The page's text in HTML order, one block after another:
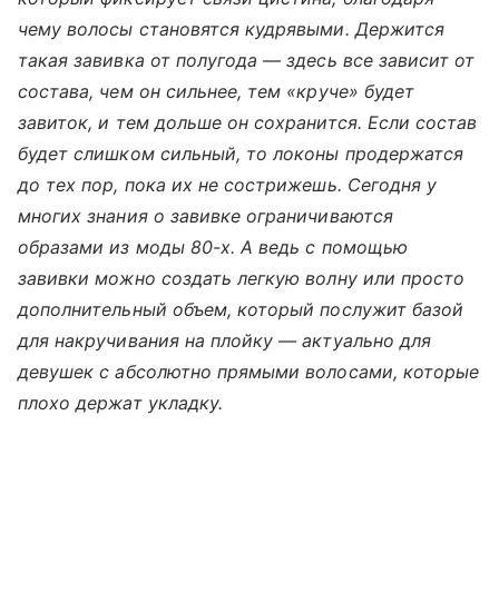
чему волосы становятся кудрявыми. Держится
такая завивка от полугода — здесь все зависит от
состава, чем он сильнее, тем «круче» будет
завиток, и тем дольше он сохранится. Если состав
будет слишком сильный, то локоны продержатся
до тех пор, пока их не сострижешь. Сегодня у
многих знания о завивке ограничиваются
образами из моды 80-х. А ведь с помощью
завивки можно создать легкую волну или просто
дополнительный объем, который послужит базой
для накручивания на плойку — актуально для
девушек с абсолютно прямыми волосами, которые
плохо держат укладку.